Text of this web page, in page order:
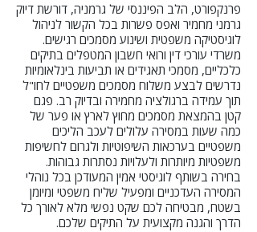
פרנקפורט, הלב הפיננסי של גרמניה, דורשת דיוק
גרמני מחמיר ואפס פשרות בכל הקשור לניהול
לוגיסטיקה משפטית ושינוע מסמכים רגישים.
משרדי עורכי דין ורואי חשבון המטפלים בתיקים
כלכליים, מסמכי תאגידים או תביעות בינלאומיות
נדרשים לבצע משלוח מסמכים משפטיים לחו"ל
תוך עמידה ברגולציה מחמירה ובדיוק רב. פגם
קטן בהמצאת מסמכים מחוץ לארץ או פער של
כמה שעות במסירה עלולים לעכב הליכים
משפטיים בערכאות השיפוטיות ולגרום לחשיפות
משפטיות מיותרות ולעלויות נסתרות גבוהות.
בחירה בשותף לוגיסטי אמין המעודכן בכל נוהלי
המסירה העדכניים ומפעיל שליח משפטי ומיומן
בשטח, מבטיחה לכם שקט נפשי מלא לאורך כל
הדרך והגנה מקצועית על התיקים שלכם.